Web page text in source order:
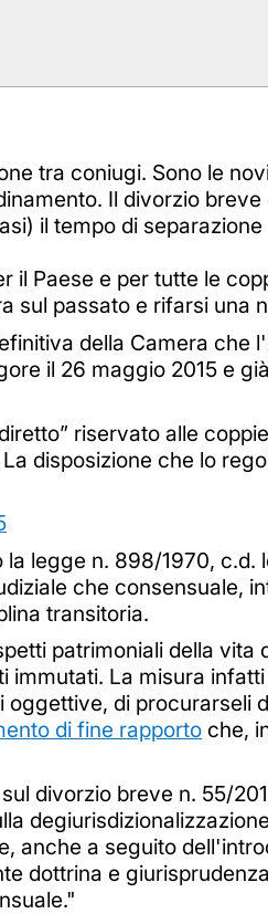
tra coniugi. Sono le
Il divorzio
il tempo di
Paese e per tutte le
sul passato e rifarsi una
della Camera che
il 26 maggio 2015 e
riservato alle
disposizione che lo
legge n. 898/1970, c.d.
che consensuale,
transitoria.
patrimoniali della vita
immutati. La misura
di procurarseli
di fine rapporto che,
divorzio breve n. 55/
anche a seguito
dottrina e